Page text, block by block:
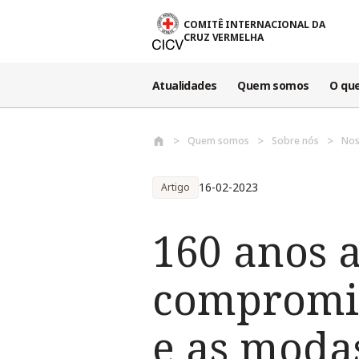
Passar para o conteúdo principal
COMITÊ INTERNACIONAL DA
CRUZ VERMELHA
Atualidades Quem somos O
Quem somos Sobre nós
Artigo 16-02-2023
160 anos
e as